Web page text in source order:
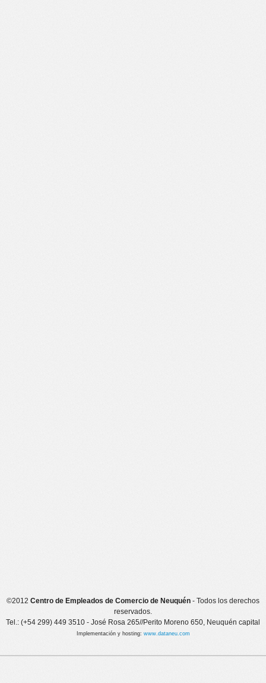
©2012 Centro de Empleados de Comercio de Neuquén - Todos los derechos
reservados.
Tel.: (+54 299) 449 3510 - José Rosa 265//Perito Moreno 650, Neuquén capital
Implementación y hosting: www.dataneu.com